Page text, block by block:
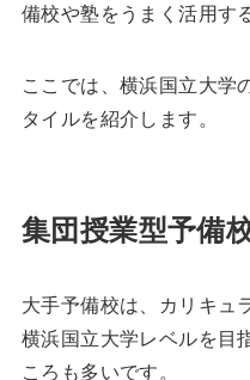
備校や塾をうまく活用す
ここでは、横浜国立大学
タイルを紹介します。
集団授業型予備
大手予備校は、カリキュ
横浜国立大学レベルを目
ころも多いです。